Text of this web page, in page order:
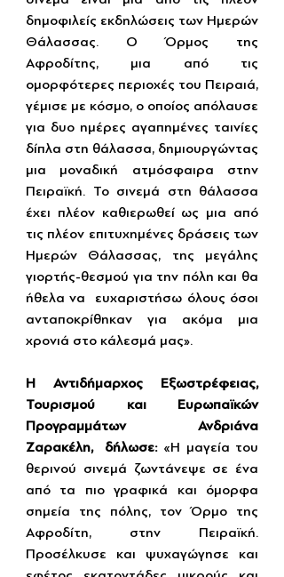
δημοφιλείς εκδηλώσεις των Ημερών
Θάλασσας. Ο Όρμος της
Αφροδίτης, μια από τις
ομορφότερες περιοχές του Πειραιά,
γέμισε με κόσμο, ο οποίος απόλαυσε
για δυο ημέρες αγαπημένες ταινίες
δίπλα στη θάλασσα, δημιουργώντας
μια μοναδική ατμόσφαιρα στην
Πειραϊκή. Το σινεμά στη θάλασσα
έχει πλέον καθιερωθεί ως μια από
τις πλέον επιτυχημένες δράσεις των
Ημερών Θάλασσας, της μεγάλης
γιορτής-θεσμού για την πόλη και θα
ήθελα να  ευχαριστήσω όλους όσοι
ανταποκρίθηκαν για ακόμα μια
χρονιά στο κάλεσμά μας».
Η Αντιδήμαρχος Εξωστρέφειας,
Τουρισμού και Ευρωπαϊκών
Προγραμμάτων Ανδριάνα
Ζαρακέλη,  δήλωσε: «Η μαγεία του
θερινού σινεμά ζωντάνεψε σε ένα
από τα πιο γραφικά και όμορφα
σημεία της πόλης, τον Όρμο της
Αφροδίτη, στην Πειραϊκή.
Προσέλκυσε και ψυχαγώγησε και